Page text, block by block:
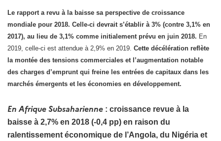
Le rapport a revu à la baisse sa perspective de croissance
mondiale pour 2018. Celle-ci devrait s’établir à 3% (contre 3,1% en
2017), au lieu de 3,1% comme initialement prévu en juin 2018. En
2019, celle-ci est attendue à 2,9% en 2019. Cette décélération reflète
la montée des tensions commerciales et l’augmentation notable
des charges d’emprunt qui freine les entrées de capitaux dans les
marchés émergents et les économies en développement.
En Afrique Subsaharienne : croissance revue à la
baisse à 2,7% en 2018 (-0,4 pp) en raison du
ralentissement économique de l’Angola, du Nigéria et